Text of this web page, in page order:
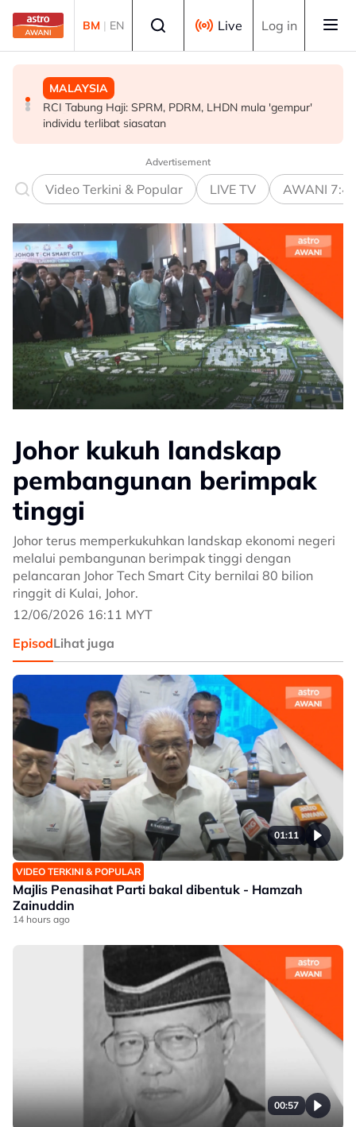
Skip to main content
BM | EN Live Log in
MALAYSIA
RCI Tabung Haji: SPRM, PDRM, LHDN mula 'gempur'
individu terlibat siasatan
MALAYSIA
Isu dadah juruterbang: AADK sokong tindakan tegas
MAG, tawar kepakaran pemeriksaan ketat
MALAYSIA
JSJ gempur kegiatan persundalan warga asing, 59
dicekup
Advertisement
Video Terkini & Popular LIVE TV AWANI
Johor kukuh landskap
pembangunan berimpak
tinggi
Johor terus memperkukuhkan landskap ekonomi negeri
melalui pembangunan berimpak tinggi dengan
pelancaran Johor Tech Smart City bernilai 80 bilion
ringgit di Kulai, Johor.
12/06/2026 16:11 MYT
EpisodLihat juga
01:11
VIDEO TERKINI & POPULAR
Majlis Penasihat Parti bakal dibentuk - Hamzah
Zainuddin
14 hours ago
00:57